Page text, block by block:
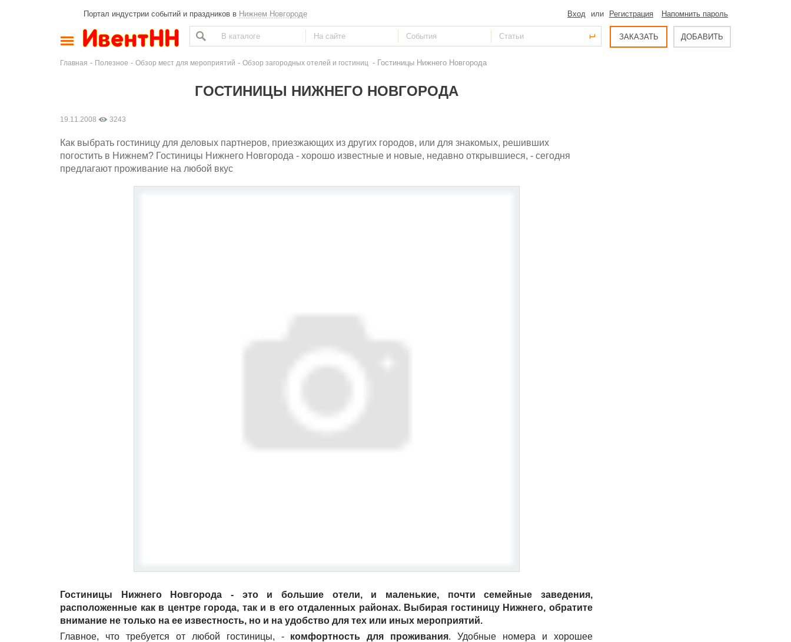
Портал индустрии событий и праздников в Нижнем Новгороде Вход или Регистрация Напомнить пароль
ЗАКАЗАТЬ ДОБАВИТЬ
Главная - Полезное - Обзор мест для мероприятий - Обзор загородных отелей и гостиниц - Гостиницы Нижнего Новгорода
ГОСТИНИЦЫ НИЖНЕГО НОВГОРОДА
19.11.2008 3243
Как выбрать гостиницу для деловых партнеров, приезжающих из других городов, или для знакомых, решивших
погостить в Нижнем? Гостиницы Нижнего Новгорода - хорошо известные и новые, недавно открывшиеся, - сегодня
предлагают проживание на любой вкус
Гостиницы Нижнего Новгорода - это и большие отели, и маленькие, почти семейные заведения,
расположенные как в центре города, так и в его отдаленных районах. Выбирая гостиницу Нижнего, обратите
внимание не только на ее известность, но и на удобство для тех или иных мероприятий.
Главное, что требуется от любой гостиницы, - комфортность для проживания. Удобные номера и хорошее